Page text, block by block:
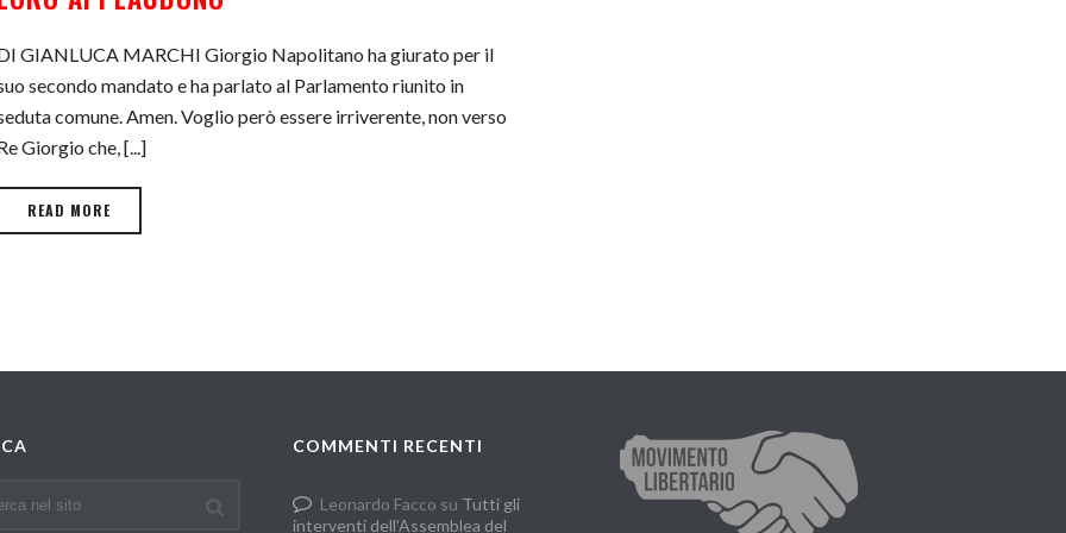
GIANLUCA MARCHI Giorgio Napolitano ha giurato per il
secondo mandato e ha parlato al Parlamento riunito in
comune. Amen. Voglio però essere irriverente, non verso
Giorgio che, [...]
READ MORE
COMMENTI RECENTI
Leonardo Facco su Tutti gli
interventi dell’Assemblea del